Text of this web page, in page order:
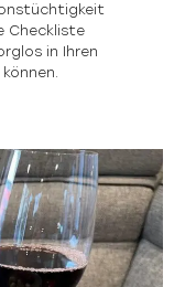
Checkliste
in Ihren